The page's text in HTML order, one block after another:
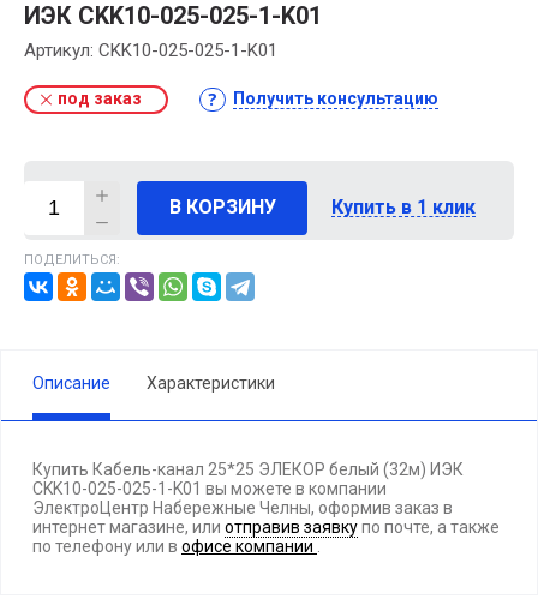
ИЭК CKK10-025-025-1-K01
Артикул: CKK10-025-025-1-K01
под заказ Получить консультацию
В КОРЗИНУ Купить в 1 клик
ПОДЕЛИТЬСЯ:
Описание Характеристики
Купить Кабель-канал 25*25 ЭЛЕКОР белый (32м) ИЭК
CKK10-025-025-1-K01 вы можете в компании
ЭлектроЦентр Набережные Челны, оформив заказ в
интернет магазине, или отправив заявкупо почте, а также
по телефонуили в офисе компании